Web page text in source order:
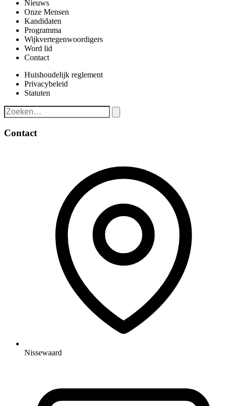
Nieuws
Onze Mensen
Kandidaten
Programma
Wijkvertegenwoordigers
Word lid
Contact
Huishoudelijk reglement
Privacybeleid
Statuten
Contact
Nissewaard